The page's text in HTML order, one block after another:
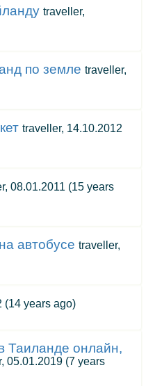
traveller,
по земле traveller,
traveller, 14.10.2012
08.01.2011 (15 years
автобусе traveller,
(14 years ago)
Таиланде онлайн,
05.01.2019 (7 years